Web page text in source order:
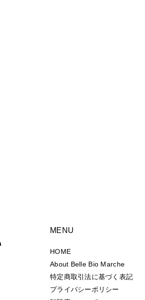
MENU
HOME
About Belle Bio Marche
特定商取引法に基づく表記
プライバシーポリシー